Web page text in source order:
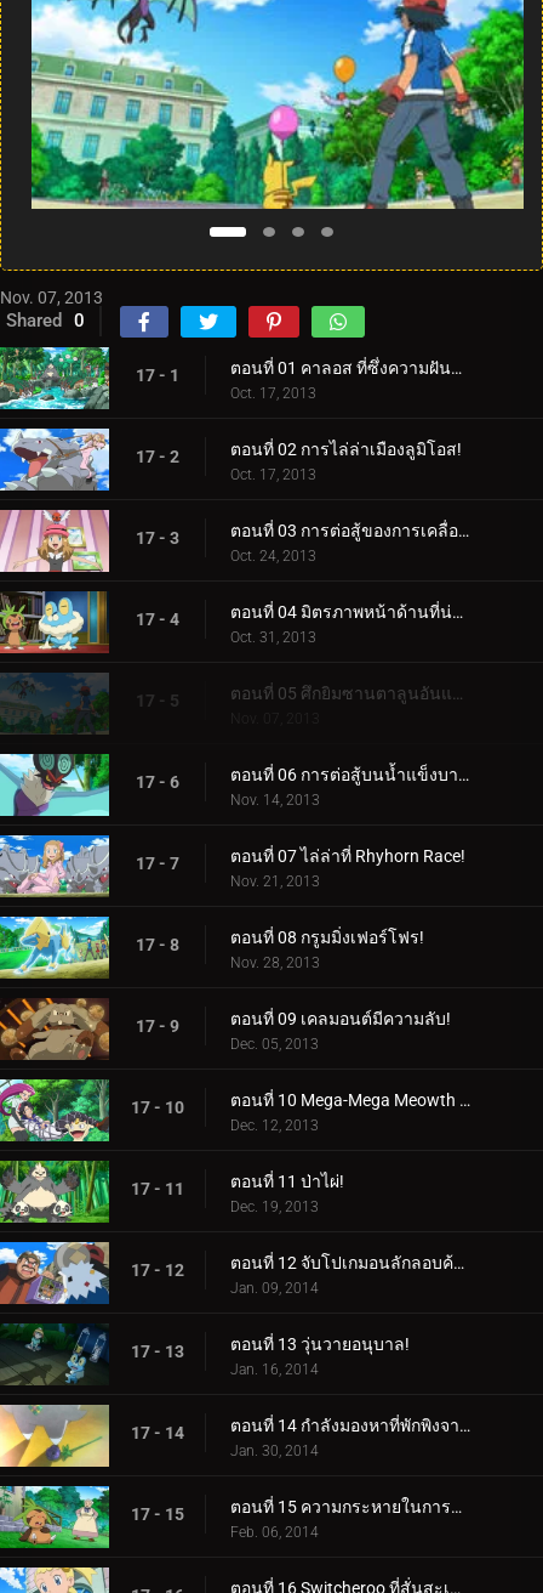
Nov. 07, 2013
Shared 0
17 - 1 ตอนที่ 01 คาลอส ที่ซึ่งความฝันและการผจญภัยเริ่มต้นขึ้น!
Oct. 17, 2013
17 - 2 ตอนที่ 02 การไล่ล่าเมืองลูมิโอส!
Oct. 17, 2013
17 - 3 ตอนที่ 03 การต่อสู้ของการเคลื่อนที่ทางอากาศ!
Oct. 24, 2013
17 - 4 ตอนที่ 04 มิตรภาพหน้าด้านที่น่าตกใจ!
Oct. 31, 2013
17 - 5
17 - 6 ตอนที่ 06 การต่อสู้บนน้ำแข็งบาง ๆ!
Nov. 14, 2013
17 - 7 ตอนที่ 07 ไล่ล่าที่ Rhyhorn Race!
Nov. 21, 2013
17 - 8 ตอนที่ 08 กรูมมิ่งเฟอร์โฟร!
Nov. 28, 2013
17 - 9 ตอนที่ 09 เคลมอนต์มีความลับ!
Dec. 05, 2013
17 - 10 ตอนที่ 10 Mega-Mega Meowth ความบ้าคลั่ง!
Dec. 12, 2013
17 - 11 ตอนที่ 11 ป่าไผ่!
Dec. 19, 2013
17 - 12 ตอนที่ 12 จับโปเกมอนลักลอบค้าของเถื่อน!
Jan. 09, 2014
17 - 13 ตอนที่ 13 วุ่นวายอนุบาล!
Jan. 16, 2014
17 - 14 ตอนที่ 14 กำลังมองหาที่พักพิงจากพายุ!
Jan. 30, 2014
17 - 15 ตอนที่ 15 ความกระหายในการต่อสู้!
Feb. 06, 2014
ตอนที่ 16 Switcheroo ที่สั่นสะเทือน!